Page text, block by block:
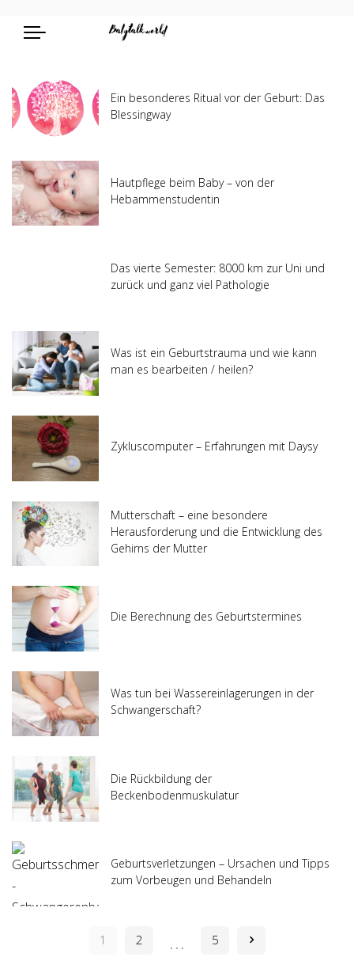
Ein besonderes Ritual vor der Geburt: Das
Blessingway
Hautpflege beim Baby – von der
Hebammenstudentin
Das vierte Semester: 8000 km zur Uni und
zurück und ganz viel Pathologie
Was ist ein Geburtstrauma und wie kann
man es bearbeiten / heilen?
Zykluscomputer – Erfahrungen mit Daysy
Mutterschaft – eine besondere
Herausforderung und die Entwicklung des
Gehirns der Mutter
Die Berechnung des Geburtstermines
Was tun bei Wassereinlagerungen in der
Schwangerschaft?
Die Rückbildung der
Beckenbodenmuskulatur
Geburtsverletzungen – Ursachen und Tipps
zum Vorbeugen und Behandeln
1 2 … 5